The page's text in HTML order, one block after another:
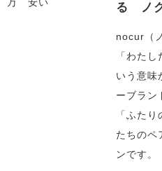
る ノ
nocur（
「わた
いう意味
ーブラン
「ふた
たちのペ
ンです。